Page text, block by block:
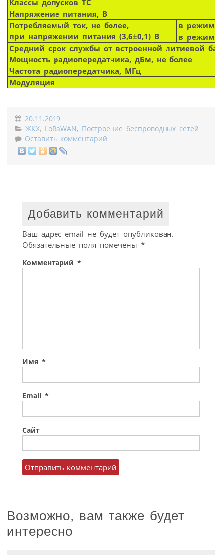
Классы допусков ТС
Напряжение питания, В
Потребляемый ток, не более,
при напряжении питания (3,6±0,1) В
в режиме
в режиме
Средний срок службы от встроенной литиевой
Мощность радиопередатчика, дБм, не более
Частота радиопередатчика, МГц
Модуляция
20.11.2019
ЖКХ, LoRaWAN, Построение беспроводных сетей
Оставить комментарий
Добавить комментарий
Ваш адрес email не будет опубликован.
Обязательные поля помечены *
Комментарий *
Имя *
Email *
Сайт
Возможно, вам также будет
интересно